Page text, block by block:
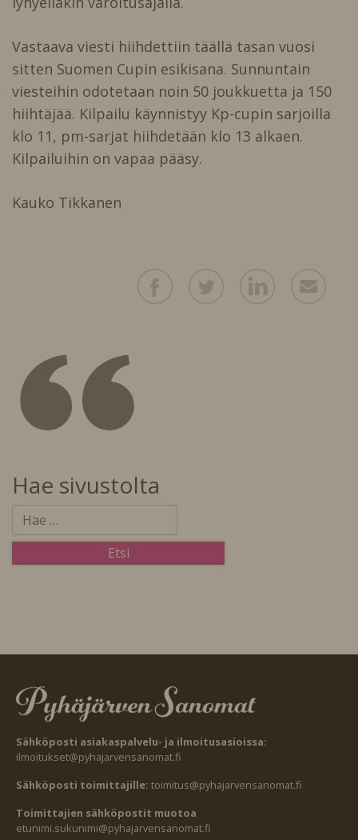
Vastaava viesti hiihdettiin täällä tasan vuosi
sitten Suomen Cupin esikisana. Sunnuntain
viesteihin odotetaan noin 50 joukkuetta ja 150
hiihtäjää. Kilpailu käynnistyy Kp-cupin sarjoilla
klo 11, pm-sarjat hiihdetään klo 13 alkaen.
Kilpailuihin on vapaa pääsy.
Kauko Tikkanen
Hae sivustolta
Sähköposti asiakaspalvelu- ja ilmoitusasioissa:
ilmoitukset@pyhajarvensanomat.fi
Sähköposti toimittajille: toimitus@pyhajarvensanomat.fi
Toimittajien sähköpostit muotoa
etunimi.sukunimi@pyhajarvensanomat.fi